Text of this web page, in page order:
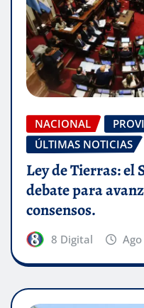
NACIONAL
ÚLTIMAS NOTICIAS
Ley de Tierras: el
debate para
consensos.
8 Digital